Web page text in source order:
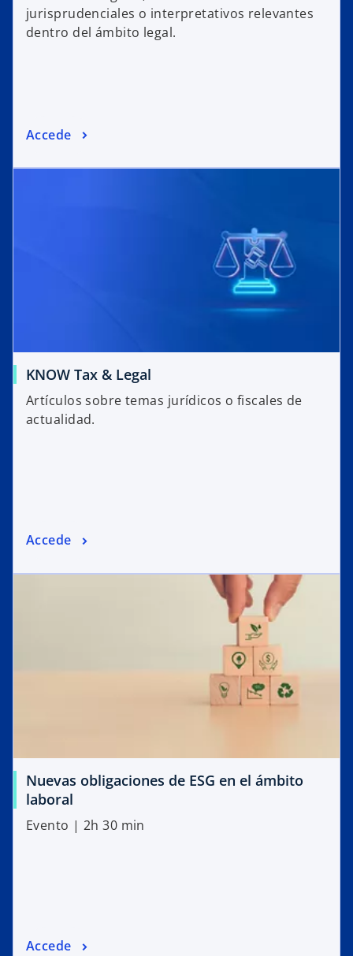
jurisprudenciales o interpretativos relevantes
dentro del ámbito legal.
Accede
KNOW Tax & Legal
Artículos sobre temas jurídicos o fiscales de
actualidad.
Accede
Nuevas obligaciones de ESG en el ámbito
laboral
Evento | 2h 30 min
Accede